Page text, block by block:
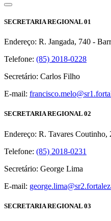
SECRETARIA REGIONAL 01
Endereço: R. Jangada, 740 -
Telefone: (85) 2018-0228
Secretário: Carlos Filho
E-mail:
SECRETARIA REGIONAL 02
Endereço: R. Tavares
Telefone: (85) 2018-0231
Secretário: George Lima
E-mail:
SECRETARIA REGIONAL 03